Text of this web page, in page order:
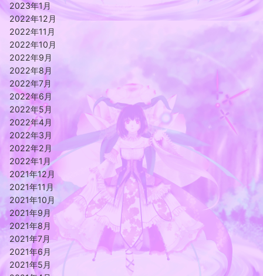
2023年1月
2022年12月
2022年11月
2022年10月
2022年9月
2022年8月
2022年7月
2022年6月
2022年5月
2022年4月
2022年3月
2022年2月
2022年1月
2021年12月
2021年11月
2021年10月
2021年9月
2021年8月
2021年7月
2021年6月
2021年5月